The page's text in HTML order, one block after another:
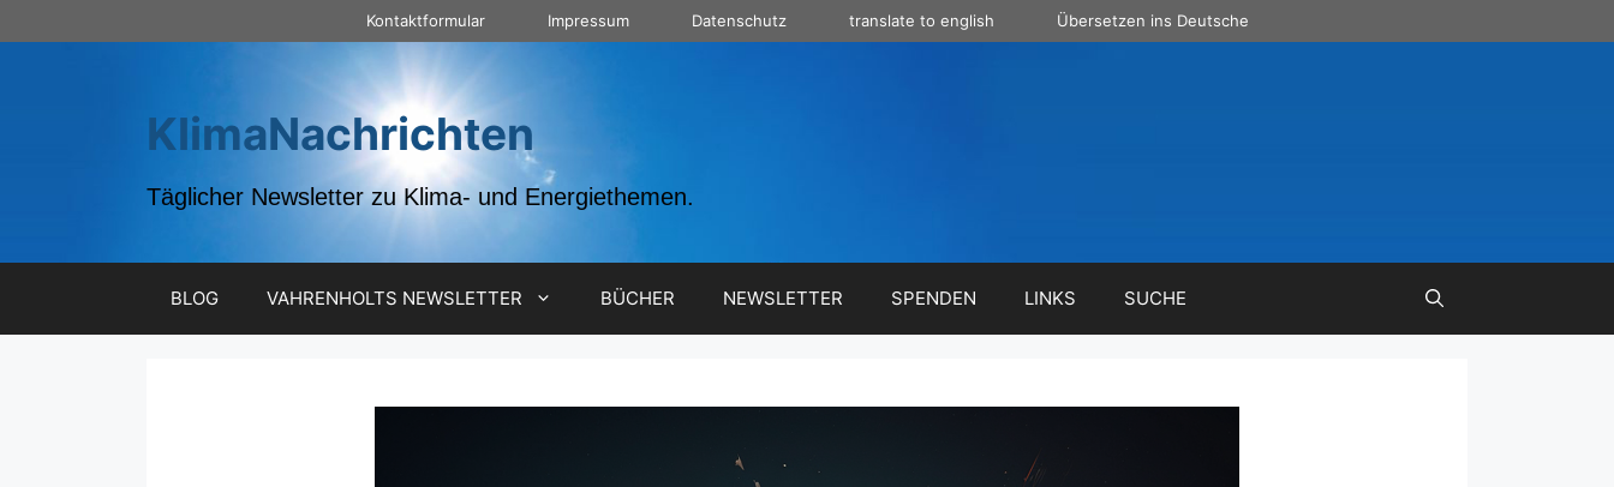
Inhalt
Kontaktformular Impressum Datenschutz translate to english Übersetzen ins Deutsche
KlimaNachrichten
Täglicher Newsletter zu Klima- und Energiethemen.
BLOG VAHRENHOLTS NEWSLETTER BÜCHER NEWSLETTER SPENDEN LINKS SUCHE